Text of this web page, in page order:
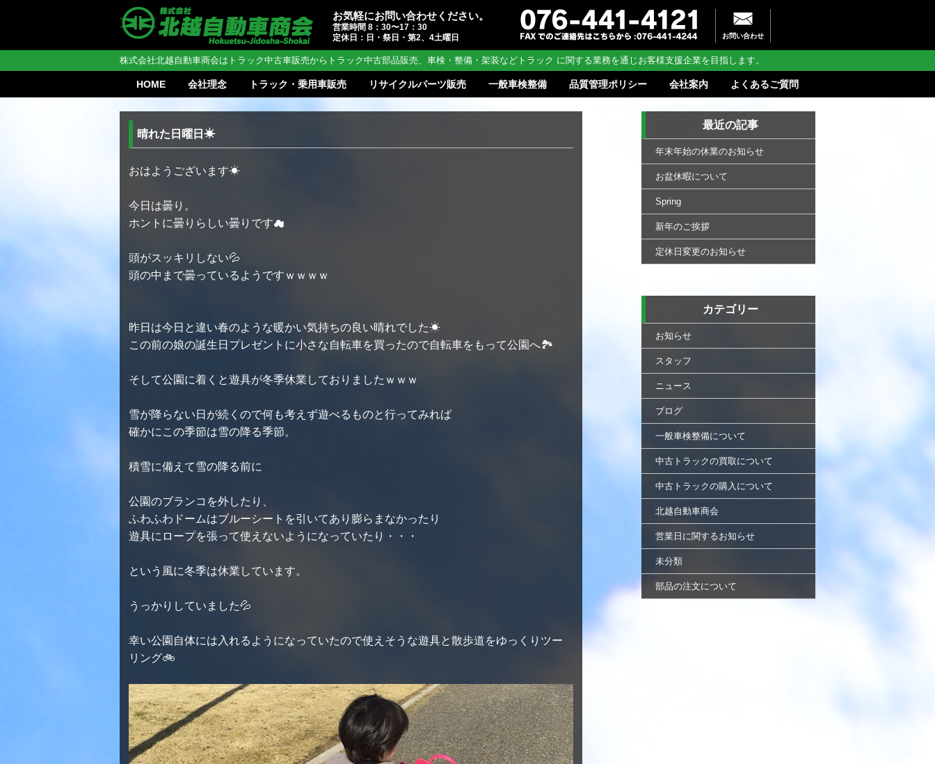
お気軽にお問い合わせください。
営業時間 8：30〜17：30
定休日：日・祭日・第2、4土曜日
お問い合わせ
株式会社北越自動車商会はトラック中古車販売からトラック中古部品販売、車検・整備・架装などトラック に関する業務を通じお客様支援企業を目指します。
HOME 会社理念 トラック・乗用車販売 リサイクルパーツ販売 一般車検整備 品質管理ポリシー 会社案内 よくあるご質問
最近の記事
年末年始の休業のお知らせ
お盆休暇について
Spring
新年のご挨拶
定休日変更のお知らせ
カテゴリー
お知らせ
スタッフ
ニュース
ブログ
一般車検整備について
中古トラックの買取について
中古トラックの購入について
北越自動車商会
営業日に関するお知らせ
未分類
部品の注文について
晴れた日曜日☀
おはようございます☀
今日は曇り。
ホントに曇りらしい曇りです☁
頭がスッキリしない💦
頭の中まで曇っているようですｗｗｗｗ
昨日は今日と違い春のような暖かい気持ちの良い晴れでした☀
この前の娘の誕生日プレゼントに小さな自転車を買ったので自転車をもって公園へ🏞
そして公園に着くと遊具が冬季休業しておりましたｗｗｗ
雪が降らない日が続くので何も考えず遊べるものと行ってみれば
確かにこの季節は雪の降る季節。
積雪に備えて雪の降る前に
公園のブランコを外したり、
ふわふわドームはブルーシートを引いてあり膨らまなかったり
遊具にロープを張って使えないようになっていたり・・・
という風に冬季は休業しています。
うっかりしていました💦
幸い公園自体には入れるようになっていたので使えそうな遊具と散歩道をゆっくりツー
リング🚲